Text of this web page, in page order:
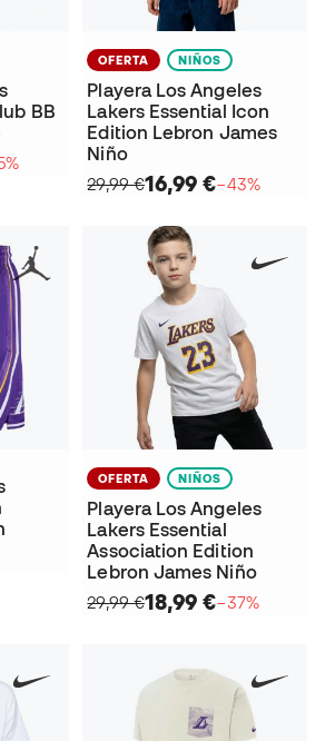
BB
OFERTA NIÑOS
Playera Los Angeles
Lakers Essential Icon
Edition Lebron James
Niño
29,99 €16,99 €−43%
OFERTA NIÑOS
Playera Los Angeles
Lakers Essential
Association Edition
Lebron James Niño
29,99 €18,99 €−37%